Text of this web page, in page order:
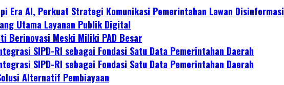
Era AI, Perkuat Strategi Komunikasi Pemerintahan Lawan Disinformasi
Utama Layanan Publik Digital
Berinovasi Meski Miliki PAD Besar
SIPD-RI sebagai Fondasi Satu Data Pemerintahan Daerah
SIPD-RI sebagai Fondasi Satu Data Pemerintahan Daerah
Alternatif Pembiayaan